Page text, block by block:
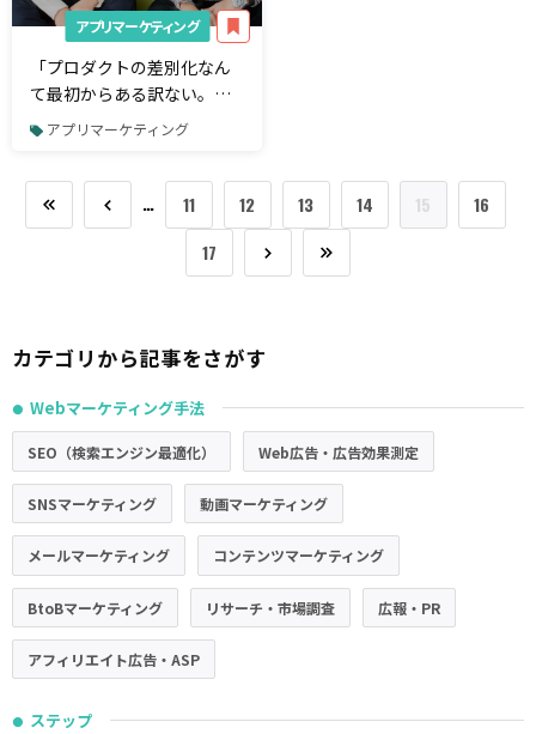
アプリマーケティング
「プロダクトの差別化なん
て最初からある訳ない。」
pairsが成功した3つの要因
アプリマーケティング
… 11 12 13 14 15
16
17
カテゴリから記事をさがす
● Webマーケティング手法
SEO（検索エンジン最適化） Web広告・広告効果測定
SNSマーケティング 動画マーケティング
メールマーケティング コンテンツマーケティング
BtoBマーケティング リサーチ・市場調査 広報・PR
アフィリエイト広告・ASP
● ステップ